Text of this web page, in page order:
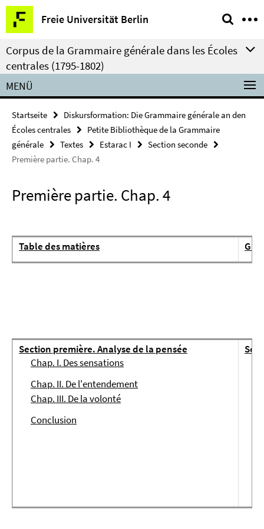
Springe
direkt
zu
Inhalt
Freie Universität Berlin
Service-
Navigation
Corpus de la Grammaire générale dans les Écoles
centrales (1795-1802)
MENÜ
Startseite
Diskursformation: Die Grammaire générale an den
Écoles centrales
Petite Bibliothèque de la Grammaire
générale
Textes Estarac I
Section seconde
Première partie. Chap. 4
Première partie. Chap. 4
Table des matières
Section première. Analyse de la pensée
Chap. I. Des sensations
Chap. II. De l'entendement
Chap. III. De la volonté
Conclusion